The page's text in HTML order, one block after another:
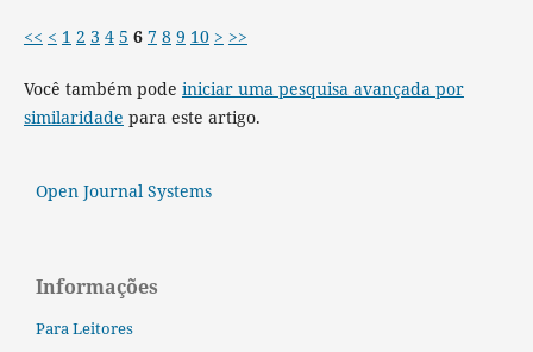
<< < 1 2 3 4 5 6 7 8 9 10 > >>
Você também pode iniciar uma pesquisa avançada por
similaridade para este artigo.
Open Journal Systems
Informações
Para Leitores